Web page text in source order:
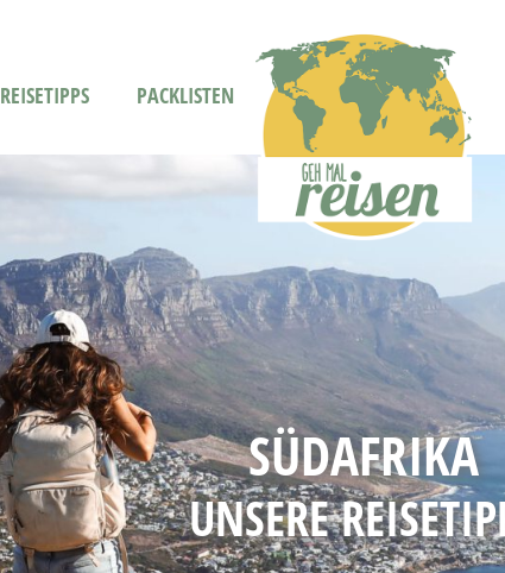
REISETIPPS PACKLISTEN
SÜDAFRIKA
UNSERE